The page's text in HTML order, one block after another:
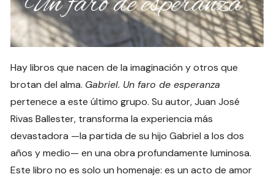
Hay libros que nacen de la imaginación y otros que
brotan del alma. Gabriel. Un faro de esperanza
pertenece a este último grupo. Su autor, Juan José
Rivas Ballester, transforma la experiencia más
devastadora —la partida de su hijo Gabriel a los dos
años y medio— en una obra profundamente luminosa.
Este libro no es solo un homenaje: es un acto de amor